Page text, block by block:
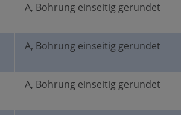
A, Bohrung einseitig gerundet
A, Bohrung einseitig gerundet
A, Bohrung einseitig gerundet